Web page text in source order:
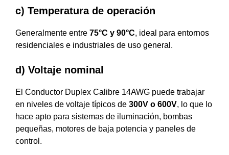
c) Temperatura de operación
Generalmente entre 75°C y 90°C, ideal para entornos
residenciales e industriales de uso general.
d) Voltaje nominal
El Conductor Duplex Calibre 14AWG puede trabajar
en niveles de voltaje típicos de 300V o 600V, lo que lo
hace apto para sistemas de iluminación, bombas
pequeñas, motores de baja potencia y paneles de
control.